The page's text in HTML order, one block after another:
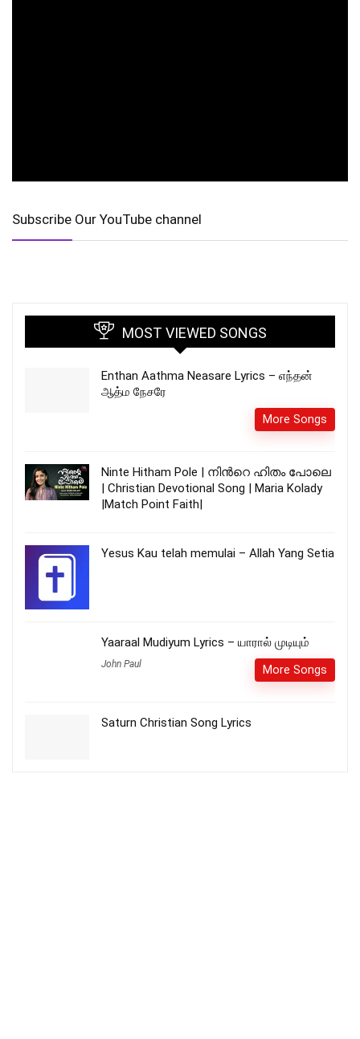
Subscribe Our YouTube channel
MOST VIEWED SONGS
Enthan Aathma Neasare Lyrics – எந்தன்
ஆத்ம நேசரே
More Songs
Ninte Hitham Pole | നിന്‍റെ ഹിതം പോലെ
| Christian Devotional Song | Maria Kolady
|Match Point Faith|
Yesus Kau telah memulai – Allah Yang Setia
Yaaraal Mudiyum Lyrics – யாரால் முடியும்
John Paul More Songs
Saturn Christian Song Lyrics